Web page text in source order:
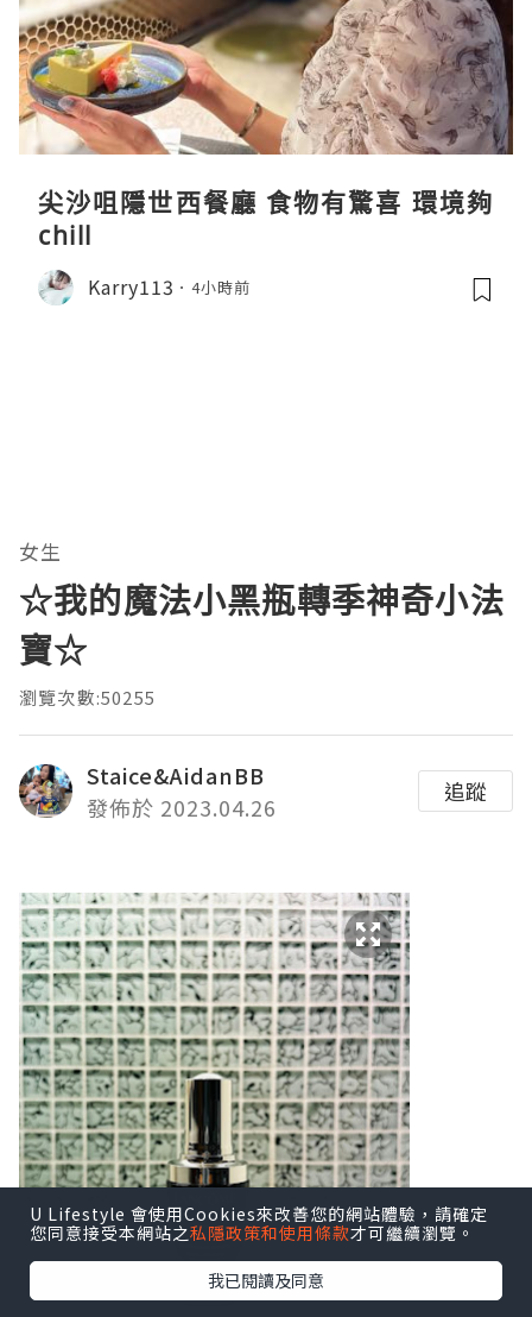
尖沙咀隱世西餐廳 食物有驚喜 環境夠
chill
Karry113 4小時前
女生
☆我的魔法小黑瓶轉季神奇小法
寶☆
瀏覽次數:50255
Staice&AidanBB
發佈於 2023.04.26
追蹤
U Lifestyle 會使用Cookies來改善您的網站體驗，請確定
您同意接受本網站之私隱政策和使用條款才可繼續瀏覽。
我已閱讀及同意